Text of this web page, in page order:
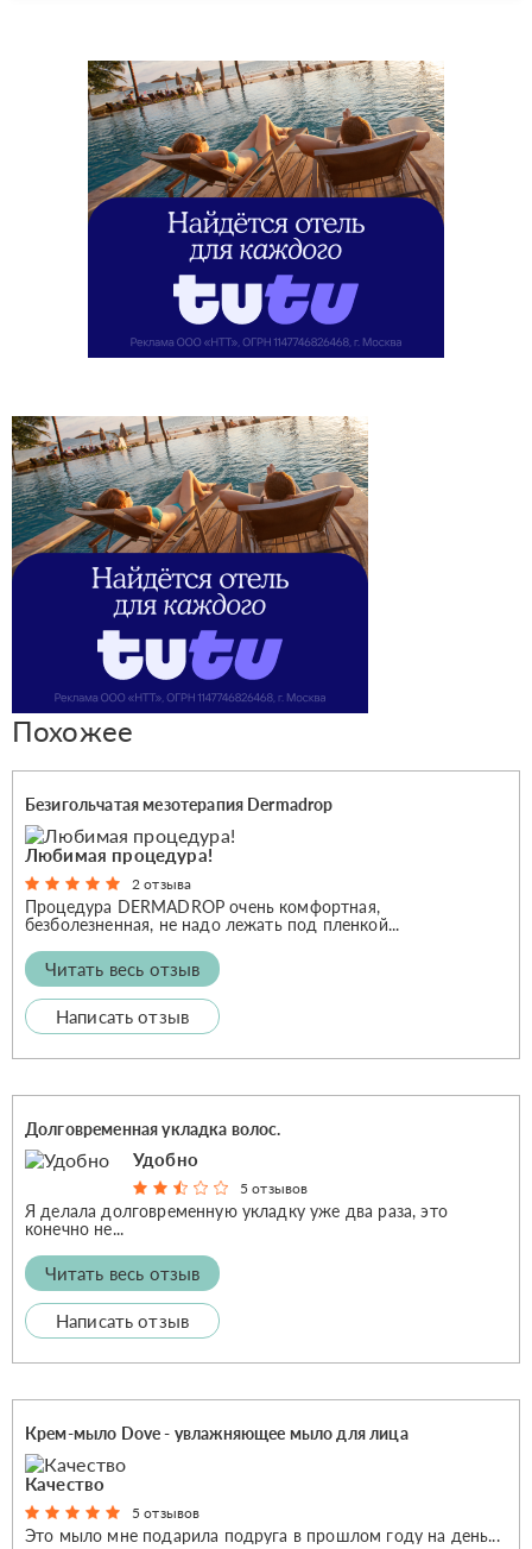
Похожее
Безигольчатая мезотерапия Dermadrop
Любимая процедура!
2 отзыва
Процедура DERMADROP очень комфортная,
безболезненная, не надо лежать под пленкой...
Читать весь отзыв
Написать отзыв
Долговременная укладка волос.
Удобно
5 отзывов
Я делала долговременную укладку уже два раза, это
конечно не...
Читать весь отзыв
Написать отзыв
Крем-мыло Dove - увлажняющее мыло для лица
Качество
5 отзывов
Это мыло мне подарила подруга в прошлом году на день...